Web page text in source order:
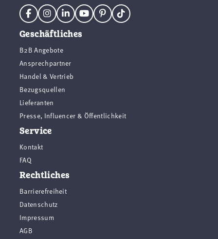
Geschäftliches
B2B Angebote
Ansprechpartner
Handel & Vertrieb
Bezugsquellen
Lieferanten
Presse, Influencer & Öffentlichkeit
Service
Kontakt
FAQ
Rechtliches
Barrierefreiheit
Datenschutz
Impressum
AGB